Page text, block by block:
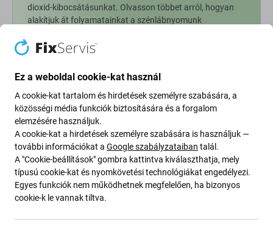
dioxid-kibocsátásunkat. Olvasson többet arról, hogyan
alakítjuk át folyamatainkat a szénlábnyomunk
Newsletter Fix
Iratkozzon fel, hogy rendszeresen tájékoztatást kapjon az
ajánlatunkról szóló kedvezményekről és hírekről. Ugyanakkor
ennek az űrlapnak a benyújtásával megerősítem, hogy több mint
16 éves vagyok
Ez a weboldal cookie-kat használ
A cookie-kat tartalom és hirdetések személyre szabására, a
közösségi média funkciók biztosítására és a forgalom
elemzésére használjuk.
A cookie-kat a hirdetések személyre szabására is használjuk —
további információkat a Google szabályzataiban talál.
A "Cookie-beállítások" gombra kattintva kiválaszthatja, mely
típusú cookie-kat és nyomkövetési technológiákat engedélyezi.
Egyes funkciók nem működhetnek megfelelően, ha bizonyos
cookie-k le vannak tiltva.